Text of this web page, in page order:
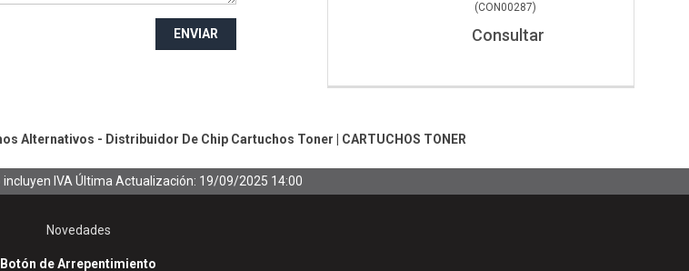
ENVIAR
(CON00287)
Consultar
Alternativos - Distribuidor De Chip Cartuchos Toner CARTUCHOS TONER
incluyen IVA Última Actualización: 19/09/2025 14:00
Novedades
Botón de Arrepentimiento